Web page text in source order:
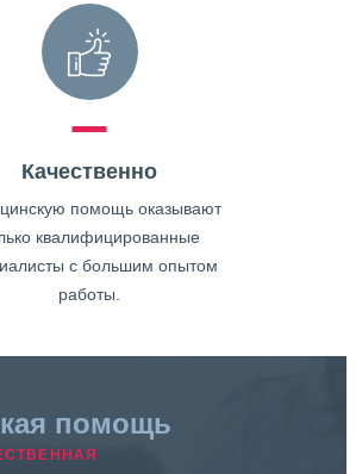
Качественно
помощь оказывают
квалифицированные
с большим опытом
работы.
помощь